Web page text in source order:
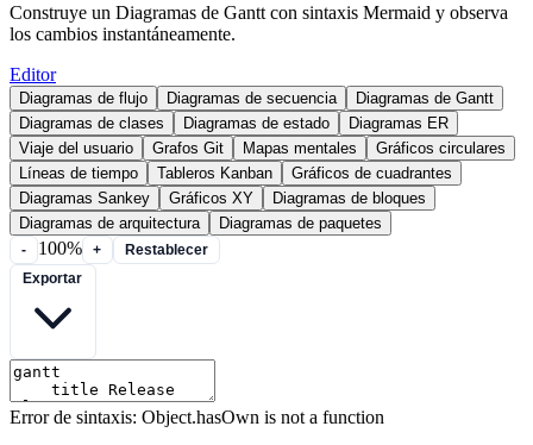
Construye un Diagramas de Gantt con sintaxis Mermaid y observa
los cambios instantáneamente.
Editor
Diagramas de flujo Diagramas de secuencia
Diagramas de Gantt
Diagramas de clases
Diagramas de estado
Diagramas ER
Viaje del usuario
Grafos Git Mapas mentales
Gráficos circulares
Líneas de tiempo
Tableros Kanban
Gráficos de cuadrantes
Diagramas Sankey
Gráficos XY
Diagramas de bloques
Diagramas de arquitectura
Diagramas de paquetes
- 100% +
Restablecer
Error de sintaxis: Object.hasOwn is not a function